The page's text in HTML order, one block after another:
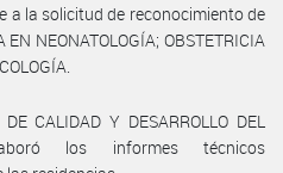
a la solicitud de reconocimiento de
NEONATOLOGÍA; OBSTETRICIA
CALIDAD Y DESARROLLO DEL
los informes técnicos